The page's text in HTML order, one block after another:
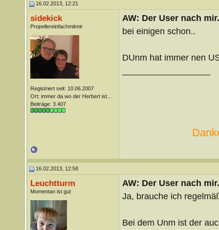
16.02.2013, 12:21
sidekick
Propellereinfachmitmir
Registriert seit: 10.06.2007
Ort: immer da wo der Herbert ist...
Beiträge: 3.407
AW: Der User nach
bei einigen schon..
DUnm hat immer nen
16.02.2013, 12:58
Leuchtturm
Momentan ist gut
AW: Der User nach
Ja, brauche ich
Bei dem Unm ist der